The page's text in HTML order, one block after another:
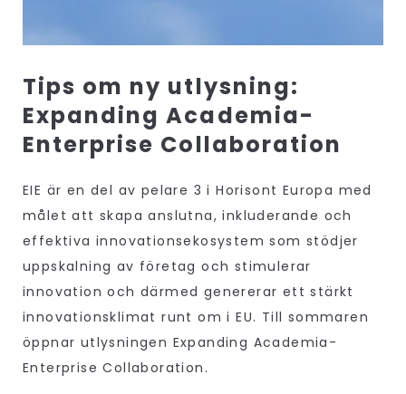
Tips om ny utlysning:
Expanding Academia-
Enterprise Collaboration
EIE är en del av pelare 3 i Horisont Europa med
målet att skapa anslutna, inkluderande och
effektiva innovationsekosystem som stödjer
uppskalning av företag och stimulerar
innovation och därmed genererar ett stärkt
innovationsklimat runt om i EU. Till sommaren
öppnar utlysningen Expanding Academia-
Enterprise Collaboration.